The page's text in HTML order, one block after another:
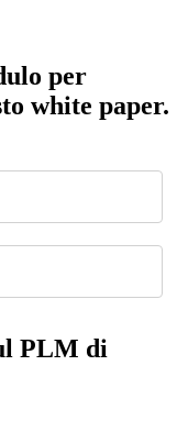
per
white paper.
PLM di